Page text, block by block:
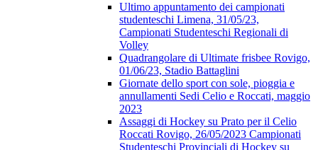
Ultimo appuntamento dei campionati
studenteschi Limena, 31/05/23,
Campionati Studenteschi Regionali di
Volley
Quadrangolare di Ultimate frisbee Rovigo,
01/06/23, Stadio Battaglini
Giornate dello sport con sole, pioggia e
annullamenti Sedi Celio e Roccati, maggio
2023
Assaggi di Hockey su Prato per il Celio
Roccati Rovigo, 26/05/2023 Campionati
Studenteschi Provinciali di Hockey su